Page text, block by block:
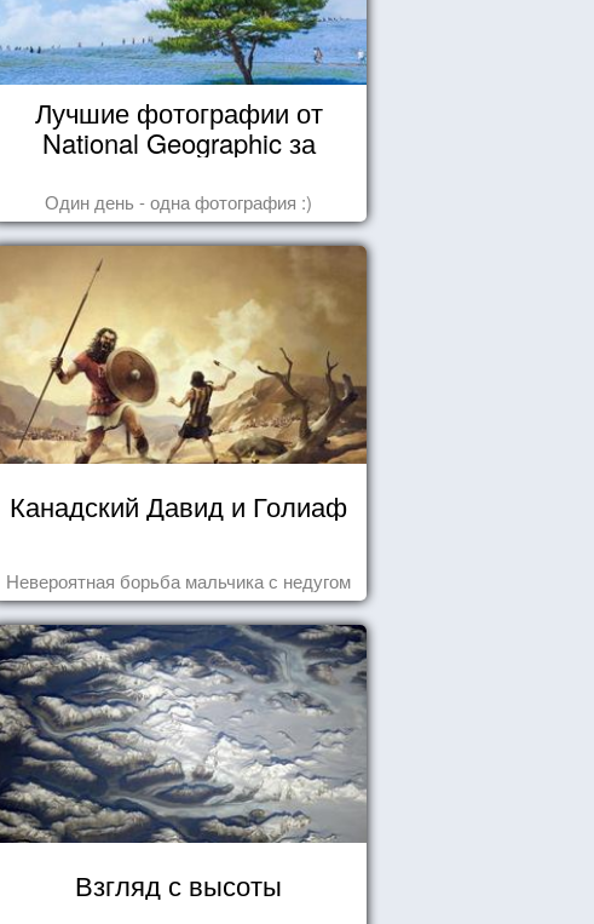
Лучшие фотографии от
National Geographic за
Один день - одна фотография :)
Канадский Давид и Голиаф
Невероятная борьба мальчика с недугом
Взгляд с высоты